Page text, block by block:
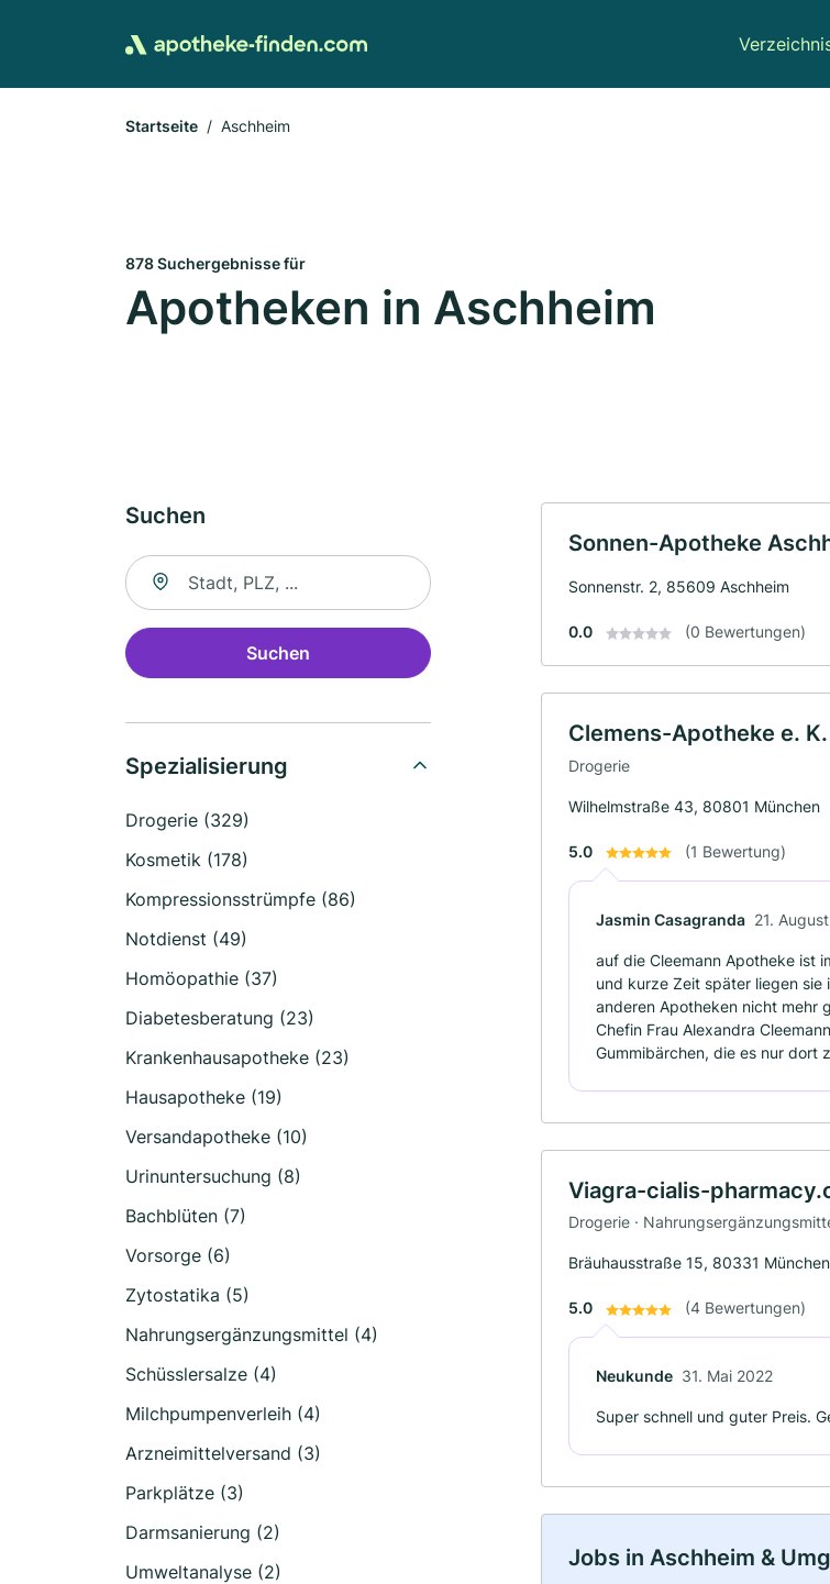
Startseite Aschheim
878 Suchergebnisse für
Apotheken in Aschheim
Suchen
Suche nach Ort
Suchen
Spezialisierung
Drogerie (329)
Kosmetik (178)
Kompressionsstrümpfe (86)
Notdienst (49)
Homöopathie (37)
Diabetesberatung (23)
Krankenhausapotheke (23)
Hausapotheke (19)
Versandapotheke (10)
Urinuntersuchung (8)
Bachblüten (7)
Vorsorge (6)
Zytostatika (5)
Nahrungsergänzungsmittel (4)
Schüsslersalze (4)
Milchpumpenverleih (4)
Arzneimittelversand (3)
Parkplätze (3)
Darmsanierung (2)
Umweltanalyse (2)
Sonnen-Apotheke
Sonnenstr. 2, 85609 Aschheim
0.0 (0 Bewertungen)
Clemens-Apotheke e. K.
Drogerie
Wilhelmstraße 43, 80801 München
5.0 (1 Bewertung)
Jasmin Casagranda 21.
auf die Cleemann Apotheke ist
und kurze Zeit später liegen
anderen Apotheken nicht mehr
Chefin Frau Alexandra
Gummibärchen, die es nur dort
Viagra-cialis-
Drogerie ·
Bräuhausstraße 15, 80331 München
5.0 (4 Bewertungen)
Neukunde 31. Mai 2022
Super schnell und guter Preis.
Jobs in Aschheim &